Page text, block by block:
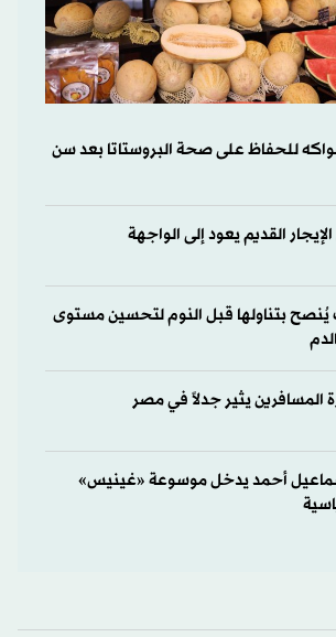
للحفاظ على صحة البروستاتا بعد سن
القديم يعود إلى الواجهة
يُنصح بتناولها قبل النوم لتحسين مستوى
المسافرين يثير جدلاً في مصر
أحمد يدخل موسوعة «غينيس»